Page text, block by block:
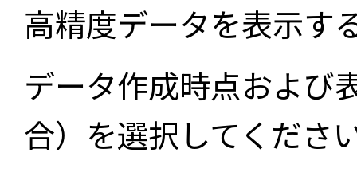
高精度データを表示す
データ作成時点および
合）を選択してくださ